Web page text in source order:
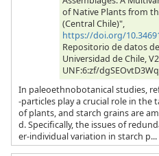
of Native Plants from
(Central Chile)",
https://doi.org/
Repositorio de datos
Universidad de Chile,
UNF:6:zf/
In paleoethnobotanical studies,
-particles play a crucial role in
of plants, and starch grains are
d. Specifically, the issues of
er-individual variation in starch p...